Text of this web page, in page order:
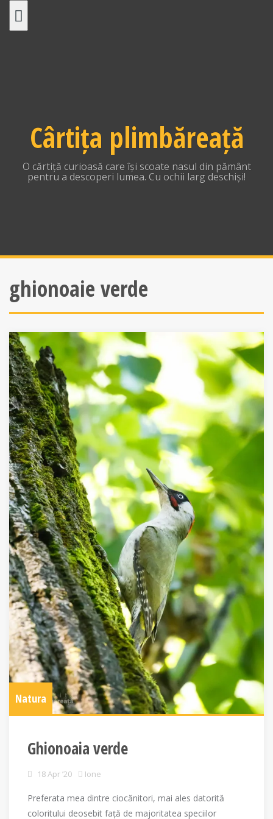
Cârtița plimbăreață
O cărtiță curioasă care își scoate nasul din pământ
pentru a descoperi lumea. Cu ochii larg deschiși!
ghionoaie verde
Natura
Ghionoaia verde
18 Apr ’20 Ione
Preferata mea dintre ciocănitori, mai ales datorită
coloritului deosebit față de majoritatea speciilor